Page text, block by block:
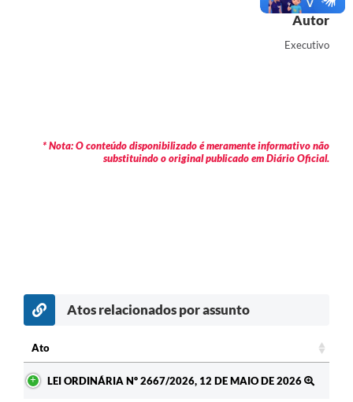
Autor
Executivo
* Nota: O conteúdo disponibilizado é meramente informativo não
substituindo o original publicado em Diário Oficial.
Atos relacionados por assunto
Ato
LEI ORDINÁRIA Nº 2667/2026, 12 DE MAIO DE 2026